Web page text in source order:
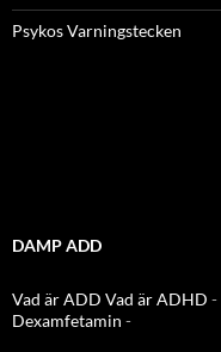
Psykos Varningstecken
DAMP ADD
Vad är ADD Vad är ADHD -
Dexamfetamin -